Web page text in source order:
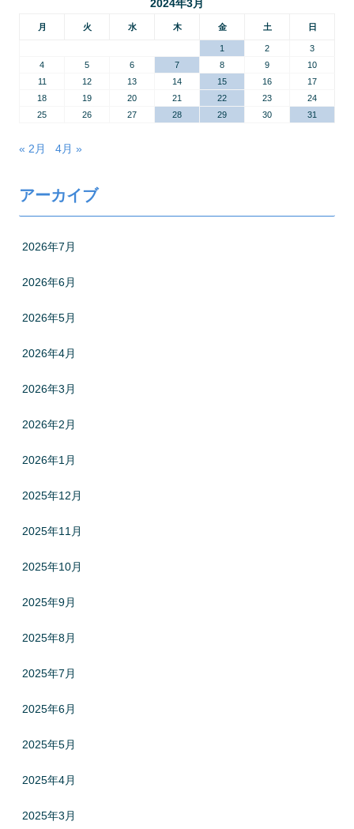
2024年3月
月 火 水 木 金 土 日
1 2
3
4
5 6 7 8 9
10
11
12 13 14 15 16
17
18
19 20 21 22 23
24
25
26 27 28 29 30 31
« 2月 4月 »
アーカイブ
2026年7月
2026年6月
2026年5月
2026年4月
2026年3月
2026年2月
2026年1月
2025年12月
2025年11月
2025年10月
2025年9月
2025年8月
2025年7月
2025年6月
2025年5月
2025年4月
2025年3月